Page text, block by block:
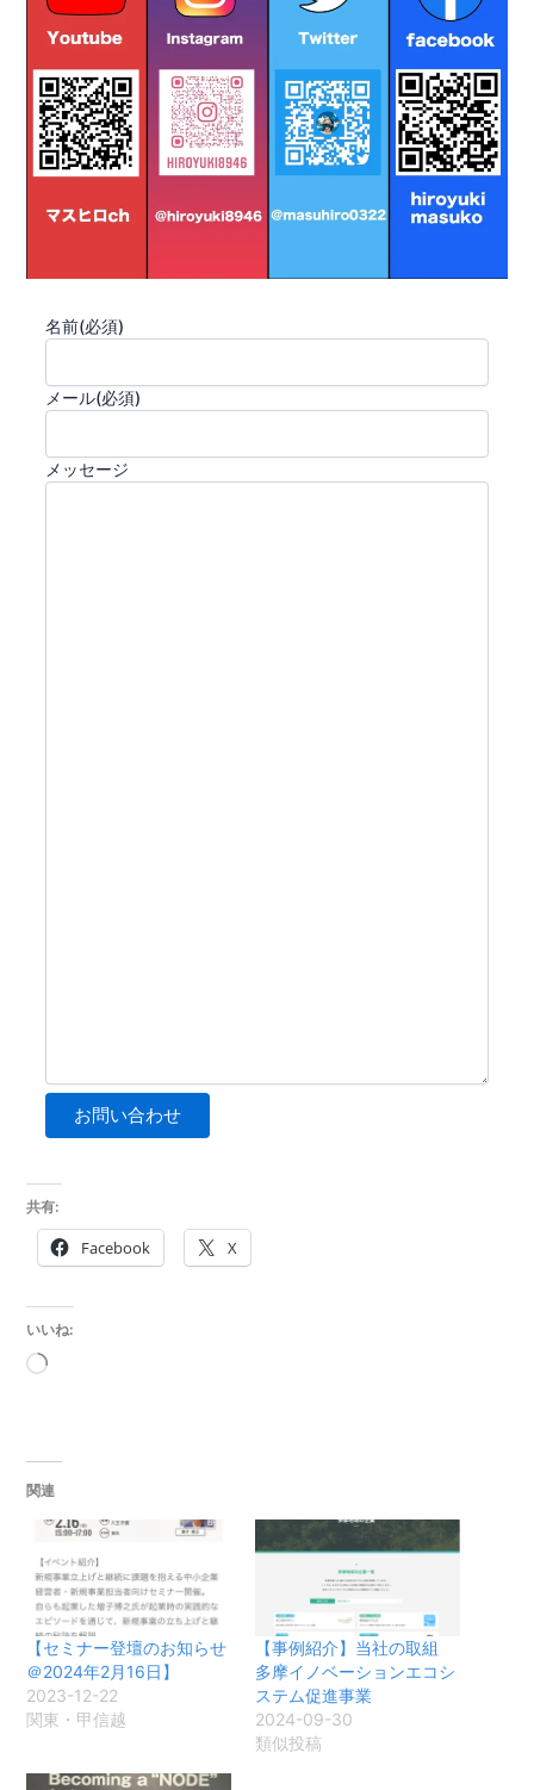
名前(必須)
メール(必須)
メッセージ
お問い合わせ
共有:
Facebook X
いいね:
読
中…
関連
【セミナー登壇のお知らせ
＠2024年2月16日】
2023-12-22
関東・甲信越
【事例紹介】当社の取組
多摩イノベーションエコシ
ステム促進事業
2024-09-30
類似投稿